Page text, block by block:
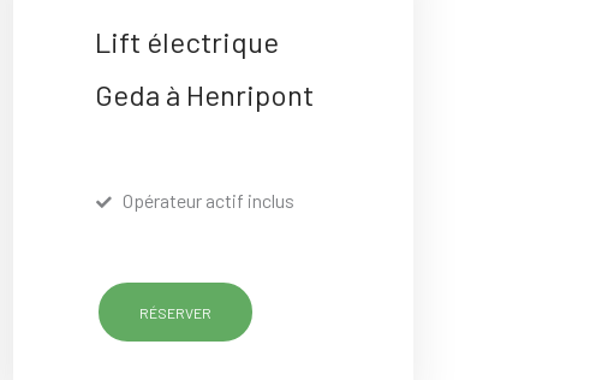
Lift électrique
Geda à Henripont
Opérateur actif inclus
RÉSERVER